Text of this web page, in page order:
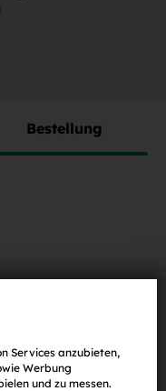
Bestellung
Services anzubieten,
Werbung
und zu messen.